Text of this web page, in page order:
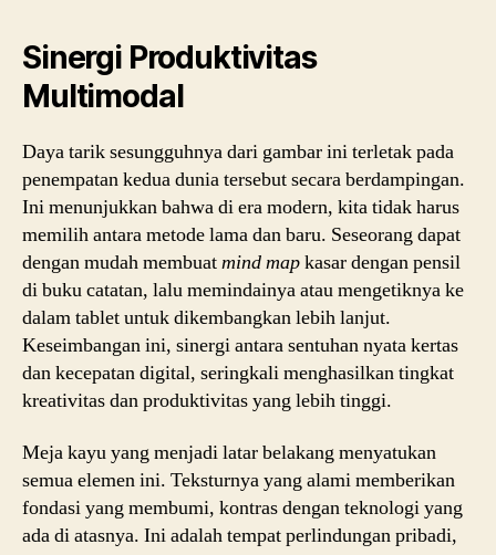
Sinergi Produktivitas
Multimodal
Daya tarik sesungguhnya dari gambar ini terletak pada
penempatan kedua dunia tersebut secara berdampingan.
Ini menunjukkan bahwa di era modern, kita tidak harus
memilih antara metode lama dan baru. Seseorang dapat
dengan mudah membuatmind mapkasar dengan pensil
di buku catatan, lalu memindainya atau mengetiknya ke
dalam tablet untuk dikembangkan lebih lanjut.
Keseimbangan ini, sinergi antara sentuhan nyata kertas
dan kecepatan digital, seringkali menghasilkan tingkat
kreativitas dan produktivitas yang lebih tinggi.
Meja kayu yang menjadi latar belakang menyatukan
semua elemen ini. Teksturnya yang alami memberikan
fondasi yang membumi, kontras dengan teknologi yang
ada di atasnya. Ini adalah tempat perlindungan pribadi,